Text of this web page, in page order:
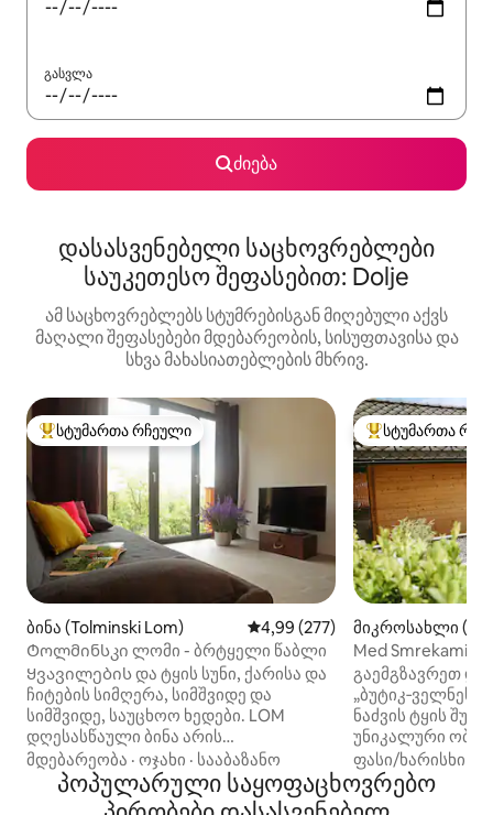
გასვლა
ძიება
დასასვენებელი საცხოვრებლები
საუკეთესო შეფასებით: Dolje
ამ საცხოვრებლებს სტუმრებისგან მიღებული აქვს
მაღალი შეფასებები მდებარეობის, სისუფთავისა და
სხვა მახასიათებლების მხრივ.
სტუმართა რჩეული მოწინავე ვარიანტი
სტუმართა რჩეული
ბინა (Tolminski Lom) საშუალო შეფასებაა 5‑დან
4,99 (277)
Ტოლმინსკი ლომი - ბრტყელი წაბლი
Ყვავილების და ტყის სუნი, ქარისა და
ჩიტების სიმღერა, სიმშვიდე და
სიმშვიდე, საუცხოო ხედები. LOM
დღესასწაული ბინა არის
სრულყოფილი არჩევანი მათთვის,
ვინც ეძებს გარკვეული
დასასვენებლად დრო off ან აქტიური
მდებარეობა · ოჯახი · სააბაზანო
სტუმართა
სტუმართა
მიკროსახლი
orenjskem)
Med Smrekami |
სპა‑განტვირთვა
გაემგზავრეთ
„ბუტიკ‑ველნეს“
ნაძვის ტყის
უნიკალური
ორ ცალკე
კოტეჯში,
ფასი/ხარისხი
პოპულარული საყოფაცხოვრებო